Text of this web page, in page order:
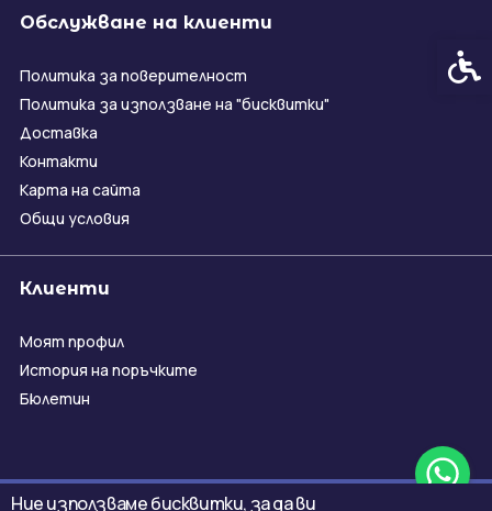
Ние използваме бисквитки, за да ви
Обслужване на клиенти
Политика за поверителност
Политика за използване на "бисквитки"
Доставка
Контакти
Карта на сайта
Общи условия
Клиенти
Моят профил
История на поръчките
Бюлетин